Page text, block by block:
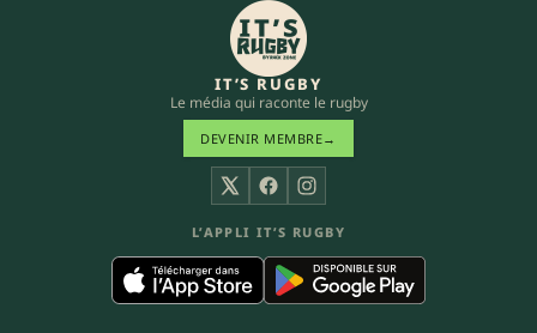
IT’S RUGBY
Le média qui raconte le rugby
DEVENIR MEMBRE→
X FacebookInstagram
L’APPLI IT’S RUGBY